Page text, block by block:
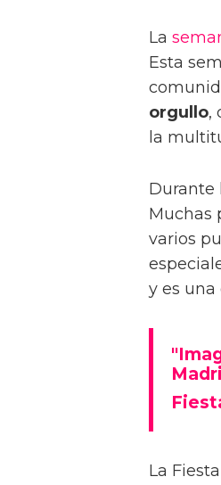
La
Esta
orgullo,
la
Durante
Muchas
varios
y es una
La